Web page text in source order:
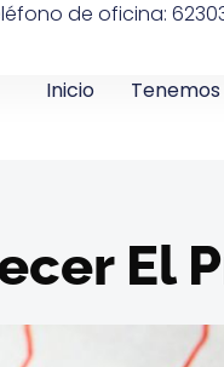
de oficina:
Inicio
El